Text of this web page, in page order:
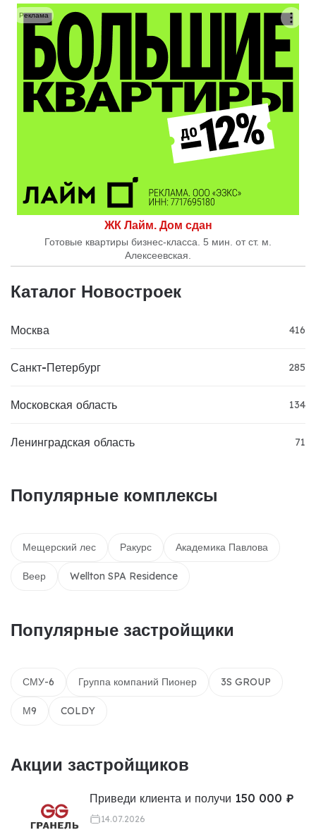
ЖК Лайм. Дом сдан
Готовые квартиры бизнес-класса. 5 мин. от ст. м.
Алексеевская.
Реклама
Каталог Новостроек
Москва 416
Санкт-Петербург 285
Московская область 134
Ленинградская область 71
Популярные комплексы
Мещерский лес Ракурс Академика Павлова
Веер Wellton SPA Residence
Популярные застройщики
СМУ-6 Группа компаний Пионер 3S GROUP
М9 COLDY
Акции застройщиков
Приведи клиента и получи 150 000 ₽
14.07.2026